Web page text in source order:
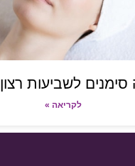
לשביעות
לקריאה »